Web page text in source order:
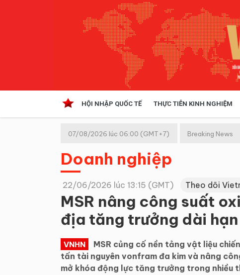
HỘI NHẬP QUỐC TẾ THỰC TIỄN KINH NGHIỆM
Kinh tế hội nhập
Doanh nghiệp
07/08/2026 lúc 06:00 (GMT+7) Breaking News
Doanh nghiệp
22/06/2026 lúc 13:15 (GMT) Theo dõi
MSR nâng công suất
địa tăng trưởng dài hạn
VNHN
MSR củng cố nền tảng vật liệu
tấn tài nguyên vonfram đa kim và nâng
mở khóa động lực tăng trưởng trong nhiều